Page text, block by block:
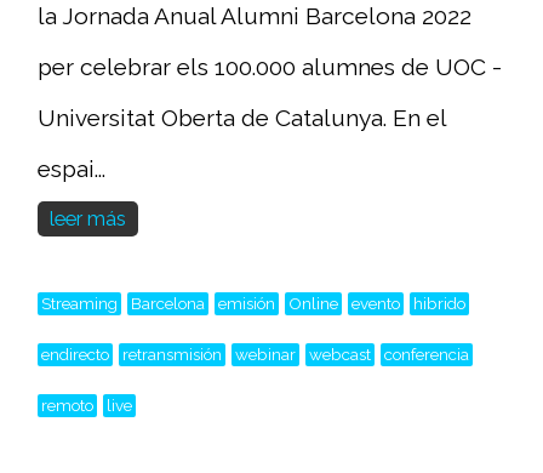
la Jornada Anual Alumni Barcelona 2022
per celebrar els 100.000 alumnes de UOC -
Universitat Oberta de Catalunya. En el
espai...
leer más
Streaming Barcelona emisión Online evento hibrido
endirecto retransmisión webinar webcast conferencia
remoto live